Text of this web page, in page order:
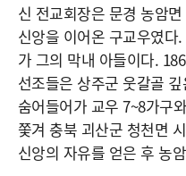
신 전교회장은 문경 농암
신앙을 이어온 구교우였
가 그의 막내 아들이다.
선조들은 상주군 웃갈골
숨어들어가 교우 7~8가구
쫓겨 충북 괴산군 청천면
신앙의 자유를 얻은 후 농